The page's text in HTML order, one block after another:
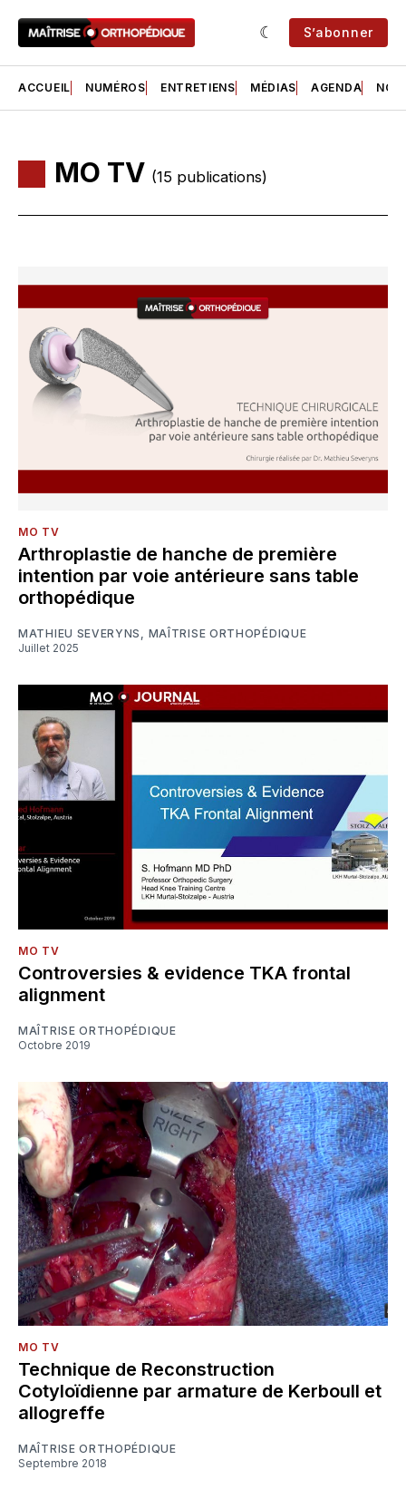
S’abonner
ACCUEIL NUMÉROS ENTRETIENS MÉDIAS AGENDA NOS
MO TV (15 publications)
MO TV
Arthroplastie de hanche de première
intention par voie antérieure sans table
orthopédique
MATHIEU SEVERYNS , MAÎTRISE ORTHOPÉDIQUE
Juillet 2025
MO TV
Controversies & evidence TKA frontal
alignment
MAÎTRISE ORTHOPÉDIQUE
Octobre 2019
MO TV
Technique de Reconstruction
Cotyloïdienne par armature de Kerboull et
allogreffe
MAÎTRISE ORTHOPÉDIQUE
Septembre 2018